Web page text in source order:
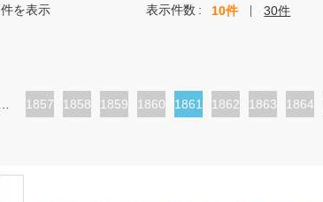
件を表示 表示件数 10件 30件
ペ
1857
ペ
1858
ペ
1859
ペ
1860
カ
1861
ペ
1862
ペ
1863
ペ
1864